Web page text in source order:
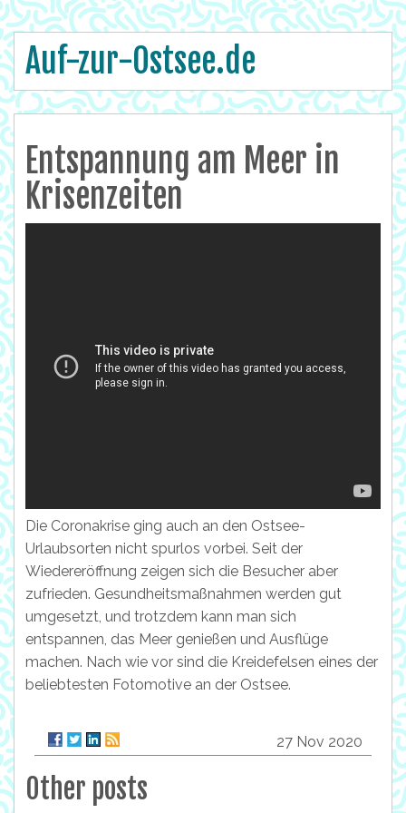
Auf-zur-Ostsee.de
Entspannung am Meer in
Krisenzeiten
Die Coronakrise ging auch an den Ostsee-
Urlaubsorten nicht spurlos vorbei. Seit der
Wiedereröffnung zeigen sich die Besucher aber
zufrieden. Gesundheitsmaßnahmen werden gut
umgesetzt, und trotzdem kann man sich
entspannen, das Meer genießen und Ausflüge
machen. Nach wie vor sind die Kreidefelsen eines der
beliebtesten Fotomotive an der Ostsee.
27 Nov 2020
Other posts